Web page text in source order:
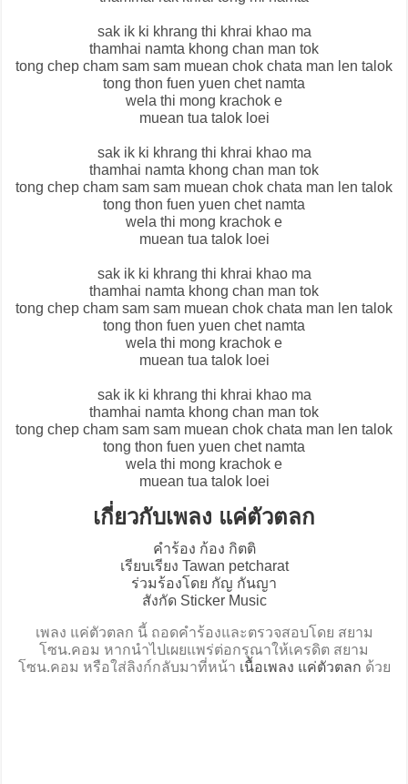
sak ik ki khrang thi khrai khao ma
thamhai namta khong chan man tok
tong chep cham sam sam muean chok chata man len talok
tong thon fuen yuen chet namta
wela thi mong krachok e
muean tua talok loei
sak ik ki khrang thi khrai khao ma
thamhai namta khong chan man tok
tong chep cham sam sam muean chok chata man len talok
tong thon fuen yuen chet namta
wela thi mong krachok e
muean tua talok loei
sak ik ki khrang thi khrai khao ma
thamhai namta khong chan man tok
tong chep cham sam sam muean chok chata man len talok
tong thon fuen yuen chet namta
wela thi mong krachok e
muean tua talok loei
sak ik ki khrang thi khrai khao ma
thamhai namta khong chan man tok
tong chep cham sam sam muean chok chata man len talok
tong thon fuen yuen chet namta
wela thi mong krachok e
muean tua talok loei
เกี่ยวกับเพลง แค่ตัวตลก
คำร้อง ก้อง กิตติ
เรียบเรียง Tawan petcharat
ร่วมร้องโดย กัญ กันญา
สังกัด Sticker Music
เพลง แค่ตัวตลก นี้ ถอดคำร้องและตรวจสอบโดย สยาม
โซน.คอม หากนำไปเผยแพร่ต่อกรุณาให้เครดิต สยาม
โซน.คอม หรือใส่ลิงก์กลับมาที่หน้า เนื้อเพลง แค่ตัวตลก ด้วย